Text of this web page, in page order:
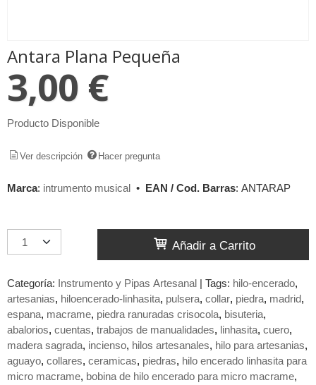
Antara Plana Pequeña
3,00 €
Producto Disponible
Ver descripción Hacer pregunta
Marca: intrumento musical • EAN / Cod. Barras: ANTARAP
Añadir a Carrito
Categoría: Instrumento y Pipas Artesanal | Tags: hilo-encerado
artesanias hiloencerado-linhasita pulsera collar piedra madrid
espana macrame piedra ranuradas crisocola bisuteria
abalorios cuentas trabajos de manualidades linhasita cuero
madera sagrada incienso hilos artesanales hilo para artesanias
aguayo collares ceramicas piedras hilo encerado linhasita para
micro macrame bobina de hilo encerado para micro macrame